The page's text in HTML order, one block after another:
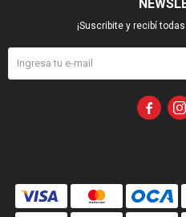
¡Suscribite y recibí
 